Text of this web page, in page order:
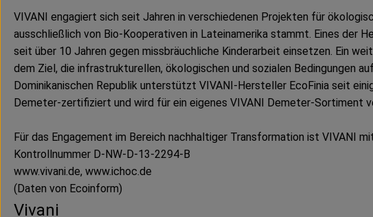
VIVANI engagiert sich seit Jahren in verschiedenen Projekten für
ausschließlich von Bio-Kooperativen in Lateinamerika stammt. Eines der
seit über 10 Jahren gegen missbräuchliche Kinderarbeit einsetzen. Ein
dem Ziel, die infrastrukturellen, ökologischen und sozialen Bedingungen
Dominikanischen Republik unterstützt VIVANI-Hersteller EcoFinia seit
Demeter-zertifiziert und wird für ein eigenes VIVANI Demeter-Sortiment
Für das Engagement im Bereich nachhaltiger Transformation ist VIVANI
Kontrollnummer D-NW-D-13-2294-B
www.vivani.de, www.ichoc.de
(Daten von Ecoinform)
Vivani